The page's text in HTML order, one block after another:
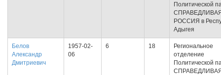
Политической
РОССИЯ в
Адыгея
Белов
Александр
Дмитриевич
1957-02-
06
6 18
Региональное
отделение
Политической